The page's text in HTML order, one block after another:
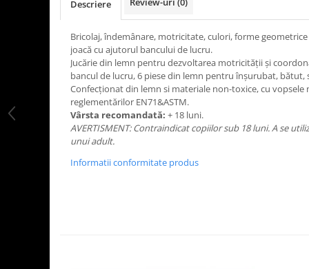
LEGO Creator Expert
LEGO Architecture
LEGO Speed Champions
Descriere
Bricolaj, îndemânare, motricitate, culori, forme
joacă cu ajutorul bancului de lucru.
Jucărie din lemn pentru dezvoltarea motricității și
bancul de lucru, 6 piese din lemn pentru înșurubat, bătut,
Confecționat din lemn si materiale non-toxice, cu vopsele
reglementărilor EN71&ASTM.
Vârsta recomandată: + 18 luni.
AVERTISMENT: Contraindicat copiilor sub 18 luni. A se
unui adult.
Informatii conformitate produs